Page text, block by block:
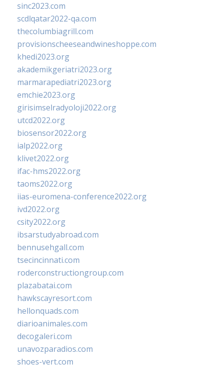
sinc2023.com
scdlqatar2022-qa.com
thecolumbiagrill.com
provisionscheeseandwineshoppe.com
khedi2023.org
akademikgeriatri2023.org
marmarapediatri2023.org
emchie2023.org
girisimselradyoloji2022.org
utcd2022.org
biosensor2022.org
ialp2022.org
klivet2022.org
ifac-hms2022.org
taoms2022.org
iias-euromena-conference2022.org
ivd2022.org
csity2022.org
ibsarstudyabroad.com
bennusehgall.com
tsecincinnati.com
roderconstructiongroup.com
plazabatai.com
hawkscayresort.com
hellonquads.com
diarioanimales.com
decogaleri.com
unavozparadios.com
shoes-vert.com